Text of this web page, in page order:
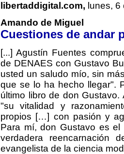
libertaddigital.com, lunes,
Amando de Miguel
Cuestiones de andar
[...] Agustín Fuentes
de DENAES con Gustavo
usted un saludo mío, sin
que se lo ha hecho llegar".
último libro de don Gustavo.
"su vitalidad y
propios […] con pasión y
Para mí, don Gustavo es el
verdadera reencarnación
evangelista de la ciencia